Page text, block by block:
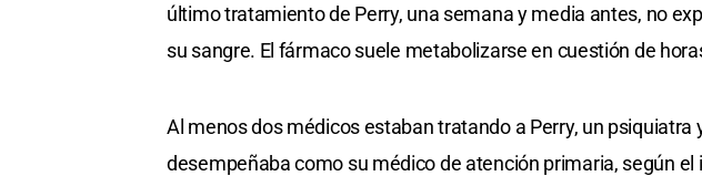
último tratamiento de Perry, una semana y media antes, no
su sangre. El fármaco suele metabolizarse en cuestión de
Al menos dos médicos estaban tratando a Perry, un psiquiatra
desempeñaba como su médico de atención primaria, según